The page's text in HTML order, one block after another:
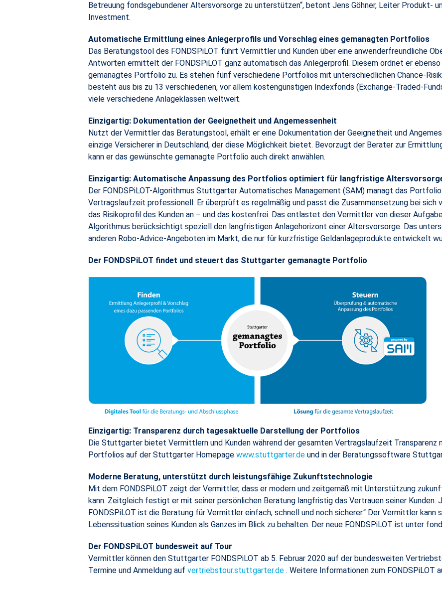
Betreuung fondsgebundener Altersvorsorge zu unterstützen“, betont Jens Göhner, Leiter Produkt-
Investment.
Automatische Ermittlung eines Anlegerprofils und Vorschlag eines gemanagten Portfolios
Das Beratungstool des FONDSPiLOT führt Vermittler und Kunden über eine anwenderfreundliche
Antworten ermittelt der FONDSPiLOT ganz automatisch das Anlegerprofil. Diesem ordnet er
gemanagtes Portfolio zu. Es stehen fünf verschiedene Portfolios mit unterschiedlichen Chance-
besteht aus bis zu 13 verschiedenen, vor allem kostengünstigen Indexfonds (Exchange-Traded-
viele verschiedene Anlageklassen weltweit.
Einzigartig: Dokumentation der Geeignetheit und Angemessenheit
Nutzt der Vermittler das Beratungstool, erhält er eine Dokumentation der Geeignetheit und
einzige Versicherer in Deutschland, der diese Möglichkeit bietet. Bevorzugt der Berater zur
kann er das gewünschte gemanagte Portfolio auch direkt anwählen.
Einzigartig: Automatische Anpassung des Portfolios optimiert für langfristige
Der FONDSPiLOT-Algorithmus Stuttgarter Automatisches Management (SAM) managt das
Vertragslaufzeit professionell: Er überprüft es regelmäßig und passt die Zusammensetzung bei sich
das Risikoprofil des Kunden an – und das kostenfrei. Das entlastet den Vermittler von dieser
Algorithmus berücksichtigt speziell den langfristigen Anlagehorizont einer Altersvorsorge. Das
anderen Robo-Advice-Angeboten im Markt, die nur für kurzfristige Geldanlageprodukte entwickelt
Der FONDSPiLOT findet und steuert das Stuttgarter gemanagte Portfolio
Einzigartig: Transparenz durch tagesaktuelle Darstellung der Portfolios
Die Stuttgarter bietet Vermittlern und Kunden während der gesamten Vertragslaufzeit
Portfolios auf der Stuttgarter Homepage www.stuttgarter.de und in der Beratungssoftware
Moderne Beratung, unterstützt durch leistungsfähige Zukunftstechnologie
Mit dem FONDSPiLOT zeigt der Vermittler, dass er modern und zeitgemäß mit Unterstützung
kann. Zeitgleich festigt er mit seiner persönlichen Beratung langfristig das Vertrauen seiner Kunden.
FONDSPiLOT ist die Beratung für Vermittler einfach, schnell und noch sicherer.“ Der Vermittler kann
Lebenssituation seines Kunden als Ganzes im Blick zu behalten. Der neue FONDSPiLOT ist unter
Der FONDSPiLOT bundesweit auf Tour
Vermittler können den Stuttgarter FONDSPiLOT ab 5. Februar 2020 auf der bundesweiten
Termine und Anmeldung auf vertriebstour.stuttgarter.de . Weitere Informationen zum FONDSPiLOT